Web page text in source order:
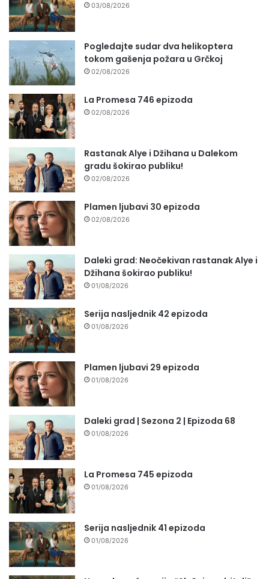
03/08/2026
Pogledajte sudar dva helikoptera
tokom gašenja požara u Grčkoj
02/08/2026
La Promesa 746 epizoda
02/08/2026
Rastanak Alye i Džihana u Dalekom
gradu šokirao publiku!
02/08/2026
Plamen ljubavi 30 epizoda
02/08/2026
Daleki grad: Neočekivan rastanak Alye i
Džihana šokirao publiku!
01/08/2026
Serija nasljednik 42 epizoda
01/08/2026
Plamen ljubavi 29 epizoda
01/08/2026
Daleki grad | Sezona 2 | Epizoda 68
01/08/2026
La Promesa 745 epizoda
01/08/2026
Serija nasljednik 41 epizoda
01/08/2026